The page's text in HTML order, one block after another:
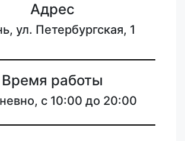
Адрес
ул. Петербургская, 1
Время работы
с 10:00 до 20:00